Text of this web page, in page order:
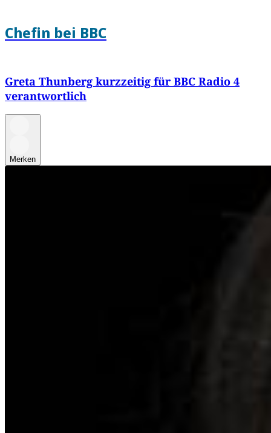
Chefin bei BBC
Greta Thunberg kurzzeitig für BBC Radio 4
verantwortlich
Merken